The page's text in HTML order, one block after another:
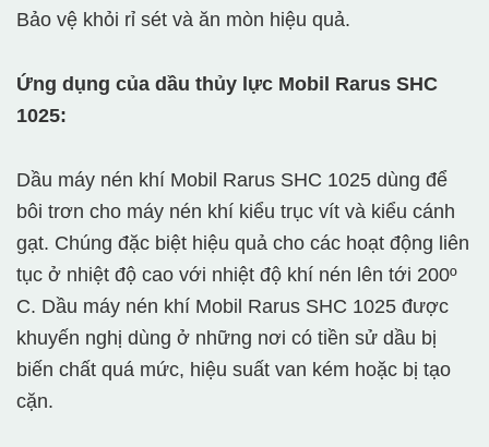
Bảo vệ khỏi rỉ sét và ăn mòn hiệu quả.
Ứng dụng của dầu thủy lực Mobil Rarus SHC
1025:
Dầu máy nén khí Mobil Rarus SHC 1025 dùng để
bôi trơn cho máy nén khí kiểu trục vít và kiểu cánh
gạt. Chúng đặc biệt hiệu quả cho các hoạt động liên
tục ở nhiệt độ cao với nhiệt độ khí nén lên tới 200º
C. Dầu máy nén khí Mobil Rarus SHC 1025 được
khuyến nghị dùng ở những nơi có tiền sử dầu bị
biến chất quá mức, hiệu suất van kém hoặc bị tạo
cặn.